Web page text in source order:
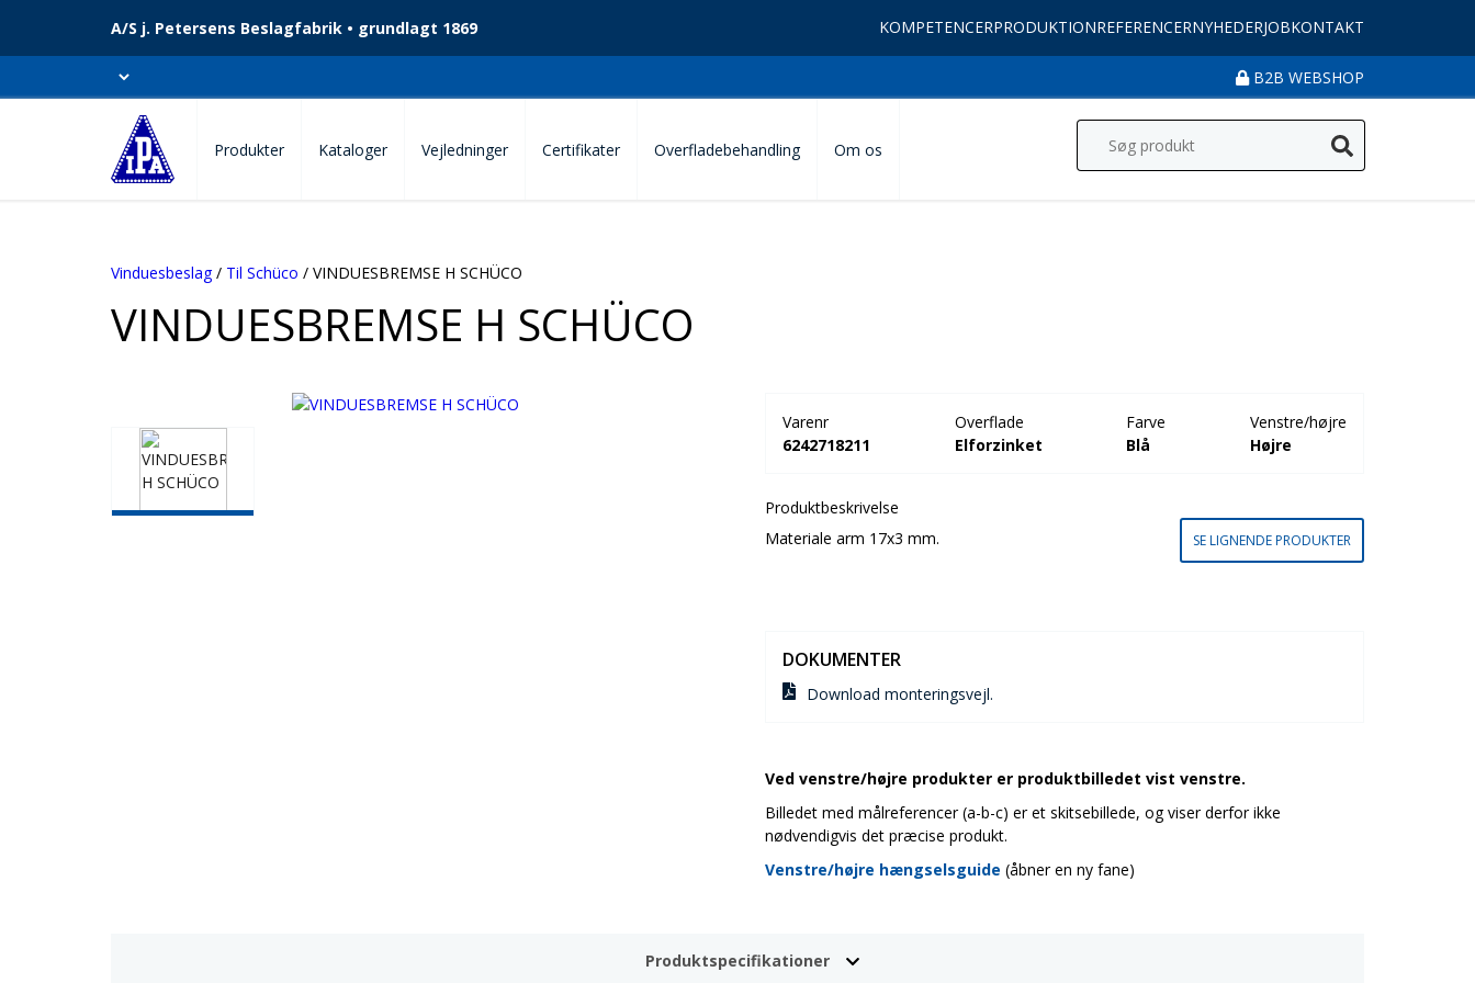
A/S j. Petersens Beslagfabrik • grundlagt 1869 KOMPETENCERPRODUKTIONREFERENCERNYHEDERJOBKONTAKT
B2B WEBSHOP
Produkter Kataloger Vejledninger Certifikater Overfladebehandling Om os
Vinduesbeslag/ Til Schüco / VINDUESBREMSE H SCHÜCO
VINDUESBREMSE H SCHÜCO
Varenr
6242718211
Overflade
Elforzinket
Farve
Blå
Venstre/højre
Højre
Produktbeskrivelse
Materiale arm 17x3 mm.
SE LIGNENDE PRODUKTER
DOKUMENTER
Download monteringsvejl.
Ved venstre/højre produkter er produktbilledet vist venstre.
Billedet med målreferencer (a-b-c) er et skitsebillede, og viser derfor ikke
nødvendigvis det præcise produkt.
Venstre/højre hængselsguide (åbner en ny fane)
Produktspecifikationer